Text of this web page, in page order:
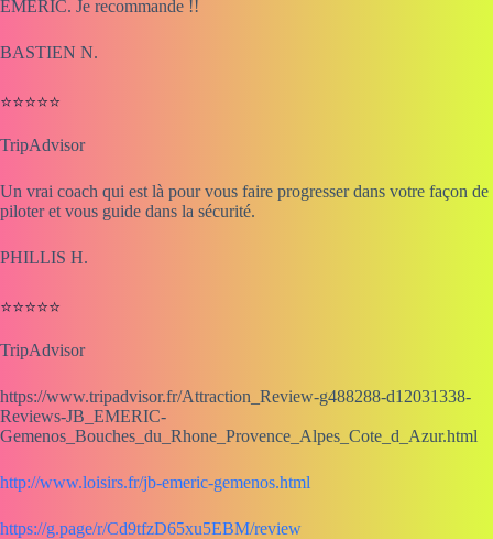
EMERIC. Je recommande !!
BASTIEN N.
⭐⭐⭐⭐⭐
TripAdvisor
Un vrai coach qui est là pour vous faire progresser dans votre façon de
piloter et vous guide dans la sécurité.
PHILLIS H.
⭐⭐⭐⭐⭐
TripAdvisor
https://www.tripadvisor.fr/Attraction_Review-g488288-d12031338-
Reviews-JB_EMERIC-
Gemenos_Bouches_du_Rhone_Provence_Alpes_Cote_d_Azur.html
http://www.loisirs.fr/jb-emeric-gemenos.html
https://g.page/r/Cd9tfzD65xu5EBM/review